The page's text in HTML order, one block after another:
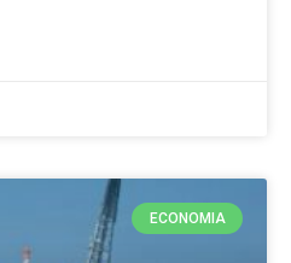
ECONOMIA